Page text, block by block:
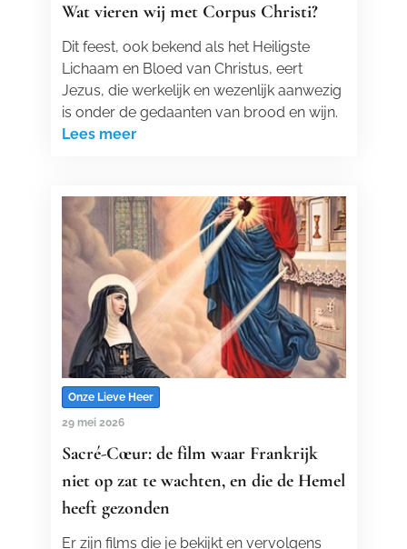
Wat vieren wij met Corpus Christi?
Dit feest, ook bekend als het Heiligste
Lichaam en Bloed van Christus, eert
Jezus, die werkelijk en wezenlijk aanwezig
is onder de gedaanten van brood en wijn.
Lees meer
Onze Lieve Heer
29 mei 2026
Sacré-Cœur: de film waar Frankrijk
niet op zat te wachten, en die de Hemel
heeft gezonden
Er zijn films die je bekijkt en vervolgens